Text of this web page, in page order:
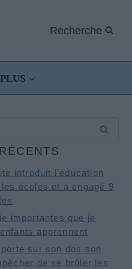
Recherche
PLUS
introduit l’éducation
écoles et a engagé 9
importantes que je
apprennent
sur son dos son
de se brûler les